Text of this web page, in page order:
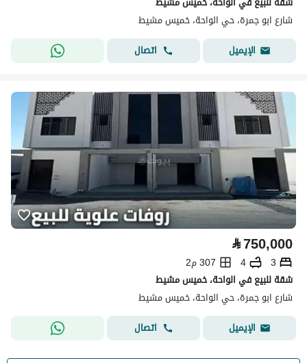
شارع ابو جمرة، حي الواحة، خميس مشيط
الإيميل
اتصال
⃁750,000
3
4
307 م2
شقة للبيع في الواحة، خميس مشيط
شارع ابو جمرة، حي الواحة، خميس مشيط
الإيميل
اتصال